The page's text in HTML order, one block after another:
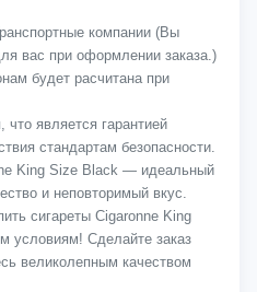
компании (Вы
вас при оформлении заказа.)
будет расчитана при
что является гарантией
стандартам безопасности.
King Size Black — идеальный
и неповторимый вкус.
сигареты Cigaronne King
условиям! Сделайте заказ
великолепным качеством